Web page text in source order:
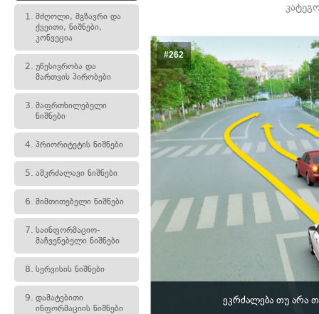
1. მძღოლი, მგზავრი და
ქვეითი, ნიშნები,
კონვეცია
2. უწესივრობა და
მართვის პირობები
3. მაფრთხილებელი
ნიშნები
4. პრიორიტეტის ნიშნები
5. ამკრძალავი ნიშნები
6. მიმთითებელი ნიშნები
7. საინფორმაციო-
მაჩვენებელი ნიშნები
8. სერვისის ნიშნები
9. დამატებითი
ინფორმაციის ნიშნები
#262
ეკრძალება თუ არა